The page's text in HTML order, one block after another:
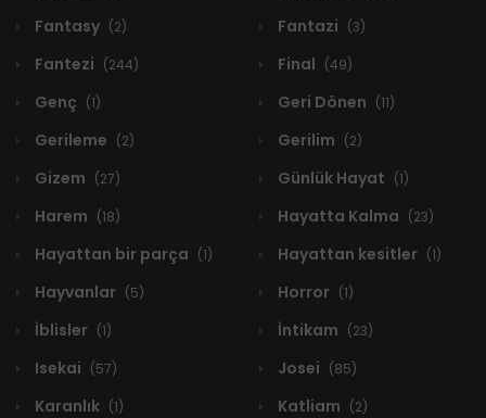
Fantasy (2) Fantazi (3)
Fantezi (244) Final (49)
Genç (1) Geri Dönen (11)
Gerileme (2) Gerilim (2)
Gizem (27) Günlük Hayat (1)
Harem (18) Hayatta Kalma (23)
Hayattan bir parça (1) Hayattan kesitler (1)
Hayvanlar (5) Horror (1)
İblisler (1) İntikam (23)
Isekai (57) Josei (85)
Karanlık (1) Katliam (2)